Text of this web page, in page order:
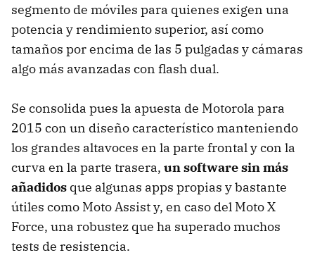
segmento de móviles para quienes exigen una
potencia y rendimiento superior, así como
tamaños por encima de las 5 pulgadas y cámaras
algo más avanzadas con flash dual.
Se consolida pues la apuesta de Motorola para
2015 con un diseño característico manteniendo
los grandes altavoces en la parte frontal y con la
curva en la parte trasera, un software sin más
añadidos que algunas apps propias y bastante
útiles como Moto Assist y, en caso del Moto X
Force, una robustez que ha superado muchos
tests de resistencia.